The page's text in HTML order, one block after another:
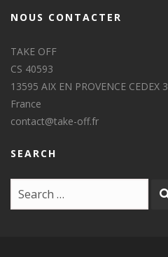
NOUS CONTACTER
TAKE OFF
CS 40593
13595 AIX EN PROVENCE CEDEX 3
France
contact@take-off.fr
SEARCH